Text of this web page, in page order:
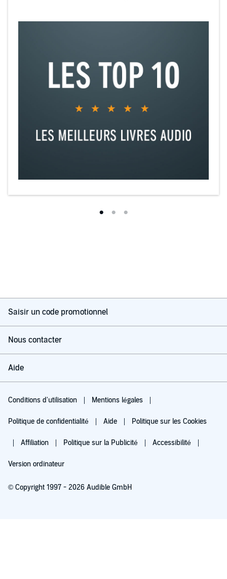
Saisir un code promotionnel
Nous contacter
Aide
Conditions d'utilisation Mentions légales
Politique de confidentialité Aide Politique sur les Cookies
Affiliation Politique sur la Publicité Accessibilité
Version ordinateur
© Copyright 1997 - 2026 Audible GmbH